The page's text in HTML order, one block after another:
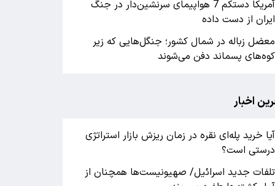
آمریکا دستکم 7 هواپیمای سرنشین‌دار در جنگ
ایران از دست داده
معضل زباله در شمال کشور؛ جنگل‌هایی که زیر
کوه‌های پسماند دفن می‌شوند
اخبار
آیا خرید پله‌ای نقره در زمان ریزش بازار استراتژی
درستی است؟
تلفات جدید اسرائیل/ صهیونیست‌ها همچنان از